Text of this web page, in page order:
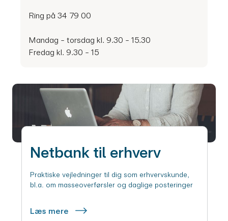
Ring på 34 79 00
Mandag - torsdag kl. 9.30 - 15.30
Fredag kl. 9.30 - 15
Netbank til erhverv
Praktiske vejledninger til dig som erhvervskunde,
bl.a. om masseoverførsler og daglige posteringer
Læs mere